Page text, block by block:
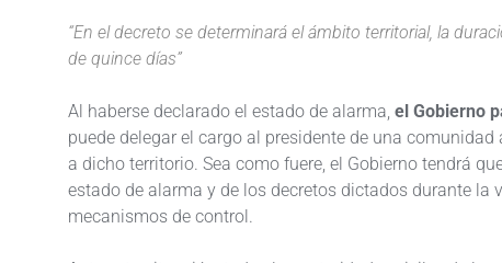
“En el decreto se determinará el ámbito territorial, la
de quince días”
Al haberse declarado el estado de alarma, el Gobierno
puede delegar el cargo al presidente de una
a dicho territorio. Sea como fuere, el Gobierno tendrá
estado de alarma y de los decretos dictados durante
mecanismos de control.